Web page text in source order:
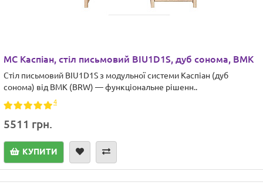
МС Каспіан, стіл письмовий BIU1D1S, дуб сонома, ВМК
Стіл письмовий BIU1D1S з модульної системи Каспіан (дуб
сонома) від ВМК (BRW) — функціональне рішенн..
4
5511 грн.
КУПИТИ